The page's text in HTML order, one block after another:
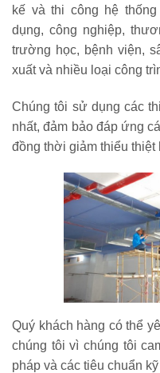
kế và thi công hệ
dụng, công nghiệp,
trường học, bệnh viện,
xuất và nhiều loại công
Chúng tôi sử dụng các
nhất, đảm bảo đáp ứng
đồng thời giảm thiểu thiệt
Quý khách hàng có thể
chúng tôi vì chúng tôi
pháp và các tiêu chuẩn